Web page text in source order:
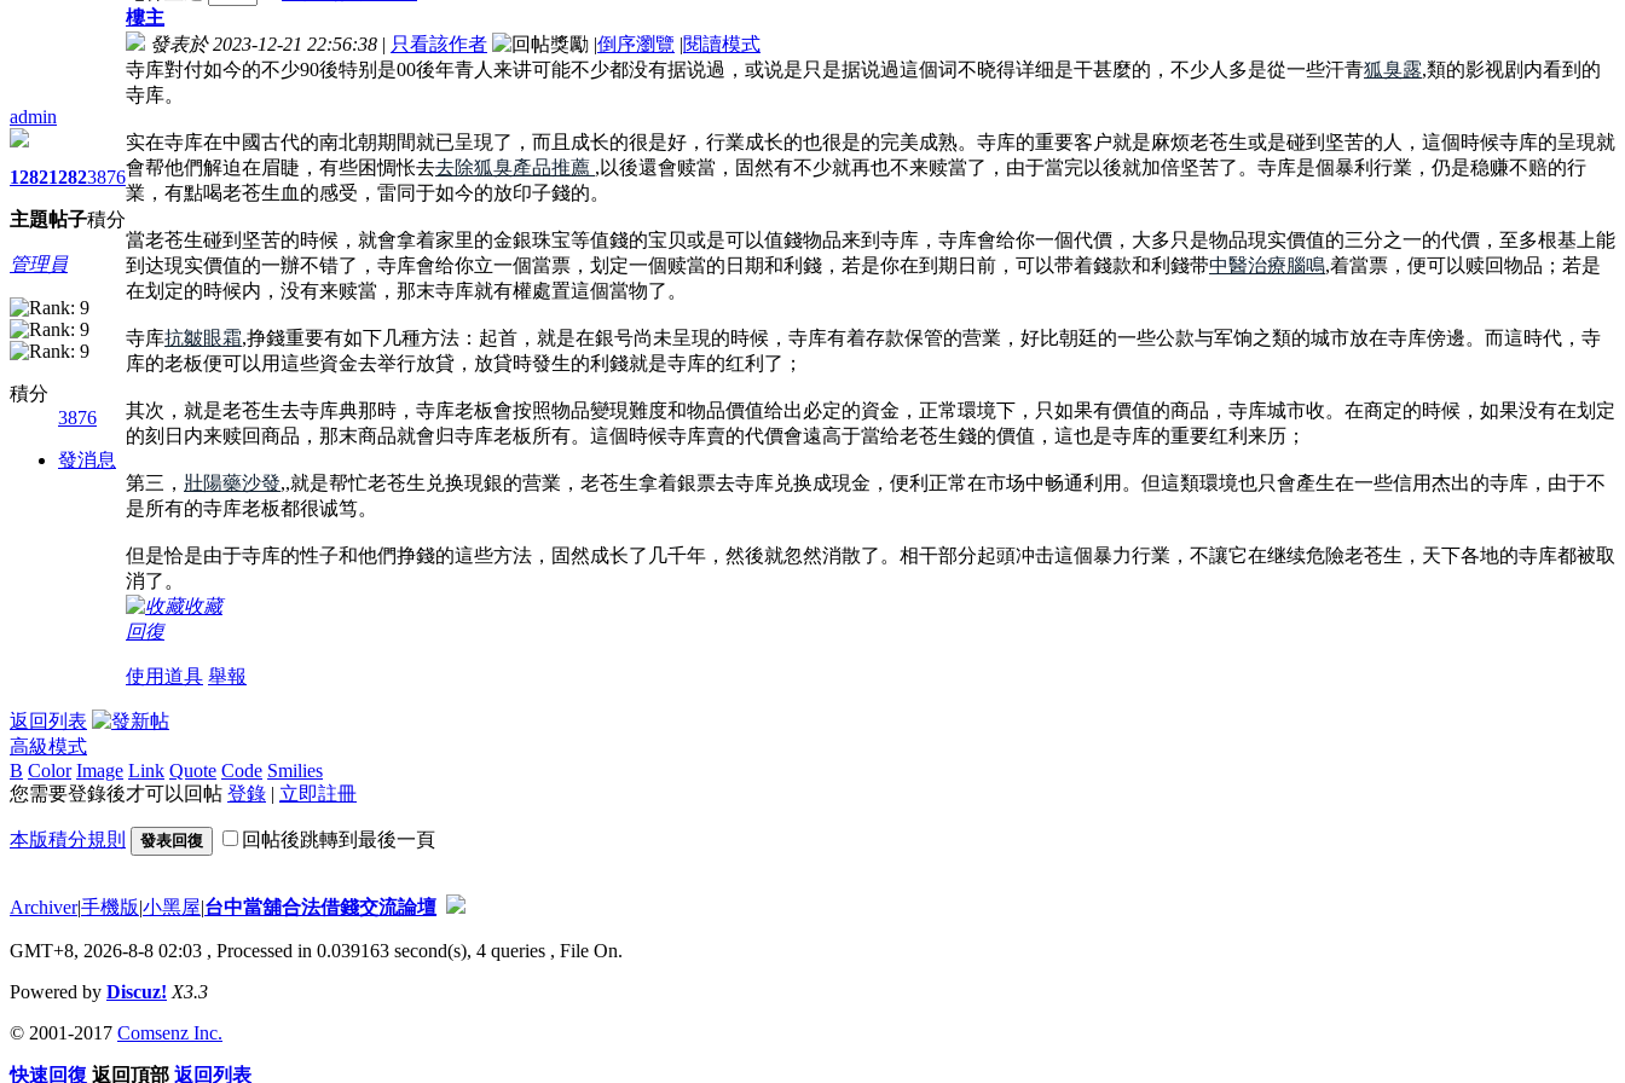
admin
1282
主題
1282
帖子
3876
積分
管理員
積分
3876
發消息
樓主
發表於 2023-12-21 22:56:38 | 只看該作者 |倒序瀏覽 |閱讀模式
寺库對付如今的不少90後特别是00後年青人来讲可能不少都没有据说過，或说是只是据说過這個词不晓得详细是干甚麼的，不少人多是從一些汗青狐臭露,類的影视剧内看到的
寺库。
实在寺库在中國古代的南北朝期間就已呈現了，而且成长的很是好，行業成长的也很是的完美成熟。寺库的重要客户就是麻烦老苍生或是碰到坚苦的人，這個時候寺库的呈現就
會帮他們解迫在眉睫，有些困惆怅去去除狐臭產品推薦 ,以後還會赎當，固然有不少就再也不来赎當了，由于當完以後就加倍坚苦了。寺库是個暴利行業，仍是稳赚不赔的行
業，有點喝老苍生血的感受，雷同于如今的放印子錢的。
當老苍生碰到坚苦的時候，就會拿着家里的金銀珠宝等值錢的宝贝或是可以值錢物品来到寺库，寺库會给你一個代價，大多只是物品現实價值的三分之一的代價，至多根基上能
到达現实價值的一辦不错了，寺库會给你立一個當票，划定一個赎當的日期和利錢，若是你在到期日前，可以带着錢款和利錢带中醫治療腦鳴,着當票，便可以赎回物品；若是
在划定的時候内，没有来赎當，那末寺库就有權處置這個當物了。
寺库抗皺眼霜,挣錢重要有如下几種方法：起首，就是在銀号尚未呈現的時候，寺库有着存款保管的营業，好比朝廷的一些公款与军饷之類的城市放在寺库傍邊。而這時代，寺
库的老板便可以用這些資金去举行放貸，放貸時發生的利錢就是寺库的红利了；
其次，就是老苍生去寺库典那時，寺库老板會按照物品變現難度和物品價值给出必定的資金，正常環境下，只如果有價值的商品，寺库城市收。在商定的時候，如果没有在划定
的刻日内来赎回商品，那末商品就會归寺库老板所有。這個時候寺库賣的代價會遠高于當给老苍生錢的價值，這也是寺库的重要红利来历；
第三， 壯陽藥沙發,,就是帮忙老苍生兑换現銀的营業，老苍生拿着銀票去寺库兑换成現金，便利正常在市场中畅通利用。但這類環境也只會產生在一些信用杰出的寺库，由于不
是所有的寺库老板都很诚笃。
但是恰是由于寺库的性子和他們挣錢的這些方法，固然成长了几千年，然後就忽然消散了。相干部分起頭冲击這個暴力行業，不讓它在继续危險老苍生，天下各地的寺库都被取
消了。
收藏
回復
使用道具 舉報
返回列表
高級模式
B Color Image Link Quote Code Smilies
您需要登錄後才可以回帖 登錄 | 立即註冊
本版積分規則 發表回復 回帖後跳轉到最後一頁
Archiver|手機版|小黑屋|台中當舖合法借錢交流論壇
GMT+8, 2026-8-8 02:03 , Processed in 0.039163 second(s), 4 queries , File On.
Powered by Discuz! X3.3
© 2001-2017 Comsenz Inc.
快速回復 返回頂部 返回列表